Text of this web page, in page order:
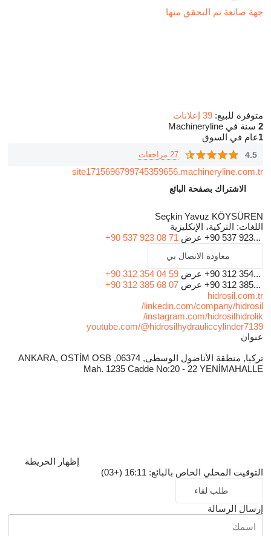
hydraulic cylinder quality to a much wider geography, combining
its experience in this field with power and quality.
Our word is great; We add strength to the power of the strongest
in the sector with the spare parts range we offer for business,
construction and mining machines. With our expert teams and
state-of-the-art systems, we serve our customers and business
partners in many different fields, especially in the business and
production of hydraulic cylinders, continues to shape the
With our rich product range and extensive transportation
network, we contribute to the continuity of the machines of
brands such as Komatsu, Hitachi, Volvo, Cylinder and
Caterpillar. In addition to the production of hydraulic cylinders for
the mobile sector, which is the main product group, in order to
fully respond to the demands of our business partners and
customers: in the industrial area, We also produce cylinders that
appeal to mines, factories and many other sectors, and shape
Stage
Our company, which successfully represents the power of
Turkish industry and domestic production in every platform it
جهة صانعة تم التحقق منها
متوفرة للبيع: 39 إعلانات
2 سنة في Machineryline
1عام في السوق
4.5 27 مراجعات
site1715696799745359656.machineryline.com.tr
الاشتراك بصفحة البائع
Seçkin Yavuz KÖYSÜREN
اللغات: التركية، الإنكليزية
+90 537 923... عرض +90 537 923 08 71
معاودة الاتصال بي
+90 312 354... عرض +90 312 354 04 59
+90 312 385... عرض +90 312 385 68 07
hidrosil.com.tr
linkedin.com/company/hidrosil/
instagram.com/hidrosilhidrolik/
youtube.com/@hidrosilhydrauliccylinder7139
عنوان
تركيا, منطقة الأناضول الوسطى, 06374, ANKARA, OSTİM OSB
Mah. 1235 Cadde No:20 - 22 YENİMAHALLE
إظهار الخريطة
التوقيت المحلي الخاص بالبائع: 16:11 (+03)
طلب لقاء
إرسال الرسالة